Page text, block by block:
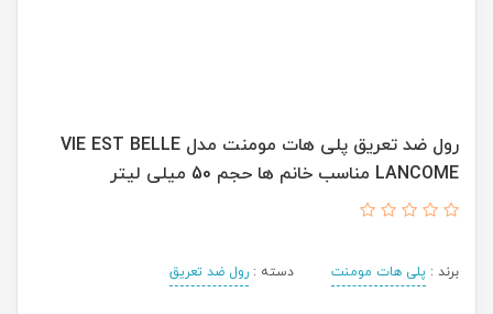
رول ضد تعریق پلی هات مومنت مدل VIE EST BELLE
LANCOME مناسب خانم ها حجم 50 میلی لیتر
برند : پلی هات مومنت دسته : رول ضد تعریق